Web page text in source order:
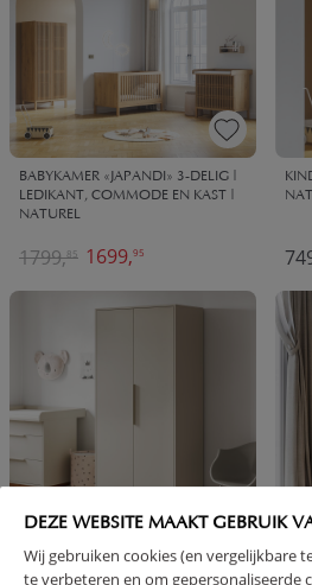
DEZE WEBSITE MAAKT GEBRUIK
Wij gebruiken cookies (en vergelijkbare
te verbeteren en om gepersonaliseerde
BABYKAMER «JAPANDI» 3-DELIG |
LEDIKANT, COMMODE EN KAST |
NATUREL
1699,95
1799,85
KINDERKAST «SOIE» | OATMEAL